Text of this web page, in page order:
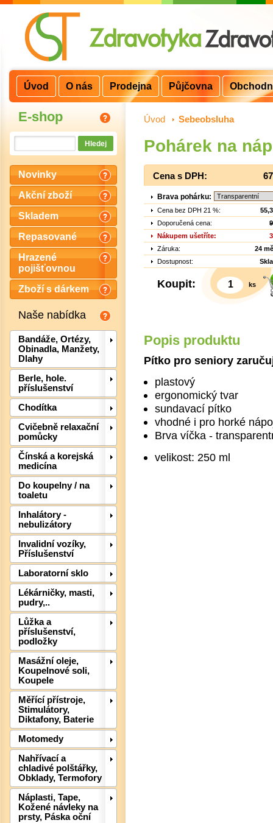
E-shop
Novinky
Akční zboží
Skladem
Repasované
Hrazené
pojišťovnou
Zboží s dárkem
Naše nabídka
Bandáže, Ortézy,
Obinadla, Manžety,
Dlahy
Berle, hole.
příslušenství
Chodítka
Cvičebně relaxační
pomůcky
Čínská a korejská
medicína
Do koupelny / na
toaletu
Inhalátory -
nebulizátory
Invalidní vozíky,
Příslušenství
Laboratorní sklo
Lékárničky, masti,
pudry,..
Lůžka a
příslušenství,
podložky
Masážní oleje,
Koupelnové soli,
Koupele
Měřící přístroje,
Stimulátory,
Diktafony, Baterie
Motomedy
Nahřívací a
chladivé polštářky,
Obklady, Termofory
Náplasti, Tape,
Kožené návleky na
prsty, Páska oční
Úvod > Sebeobsluha
Pohárek na
Cena s DPH:
Brava pohárku:
Cena bez DPH 21 %:
Doporučená cena:
Nákupem ušetříte:
Záruka:
24
Dostupnost:
Koupit: ks
Popis produktu
Pítko pro seniory
plastový
ergonomický tvar
sundavací pítko
vhodné i pro horké
Brva víčka -
velikost: 250 ml
Úvod O nás Prodejna Půjčovna